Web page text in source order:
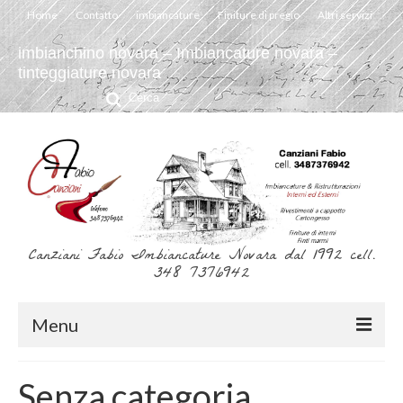
Home Contatto imbiancature Finiture di pregio Altri servizi
imbianchino novara – Imbiancature novara –
tinteggiature novara
Cerca:
Canziani Fabio Imbiancature Novara dal 1992 cell.
348 7376942
Menu